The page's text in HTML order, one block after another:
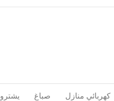
صباغ كهربائي منازل